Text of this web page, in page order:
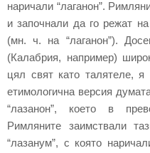
наричали “лаганон”.
и започнали да го режат
(мн. ч. на “лаганон”).
(Калабрия, например)
цял свят като талятеле, я
етимологична версия
“лазанон”, което в
Римляните заимствали
“лазанум”, с която